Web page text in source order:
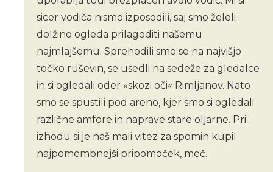
sicer vodiča nismo izposodili, saj smo želeli
dolžino ogleda prilagoditi našemu
najmlajšemu. Sprehodili smo se na najvišjo
točko ruševin, se usedli na sedeže za gledalce
in si ogledali oder »skozi oči« Rimljanov. Nato
smo se spustili pod areno, kjer smo si ogledali
različne amfore in naprave stare oljarne. Pri
izhodu si je naš mali vitez za spomin kupil
najpomembnejši pripomoček, meč.